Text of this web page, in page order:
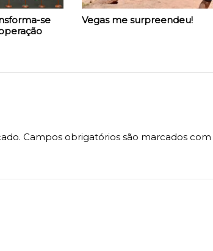
se
Vegas me surpreendeu!
Campos obrigatórios são marcados com